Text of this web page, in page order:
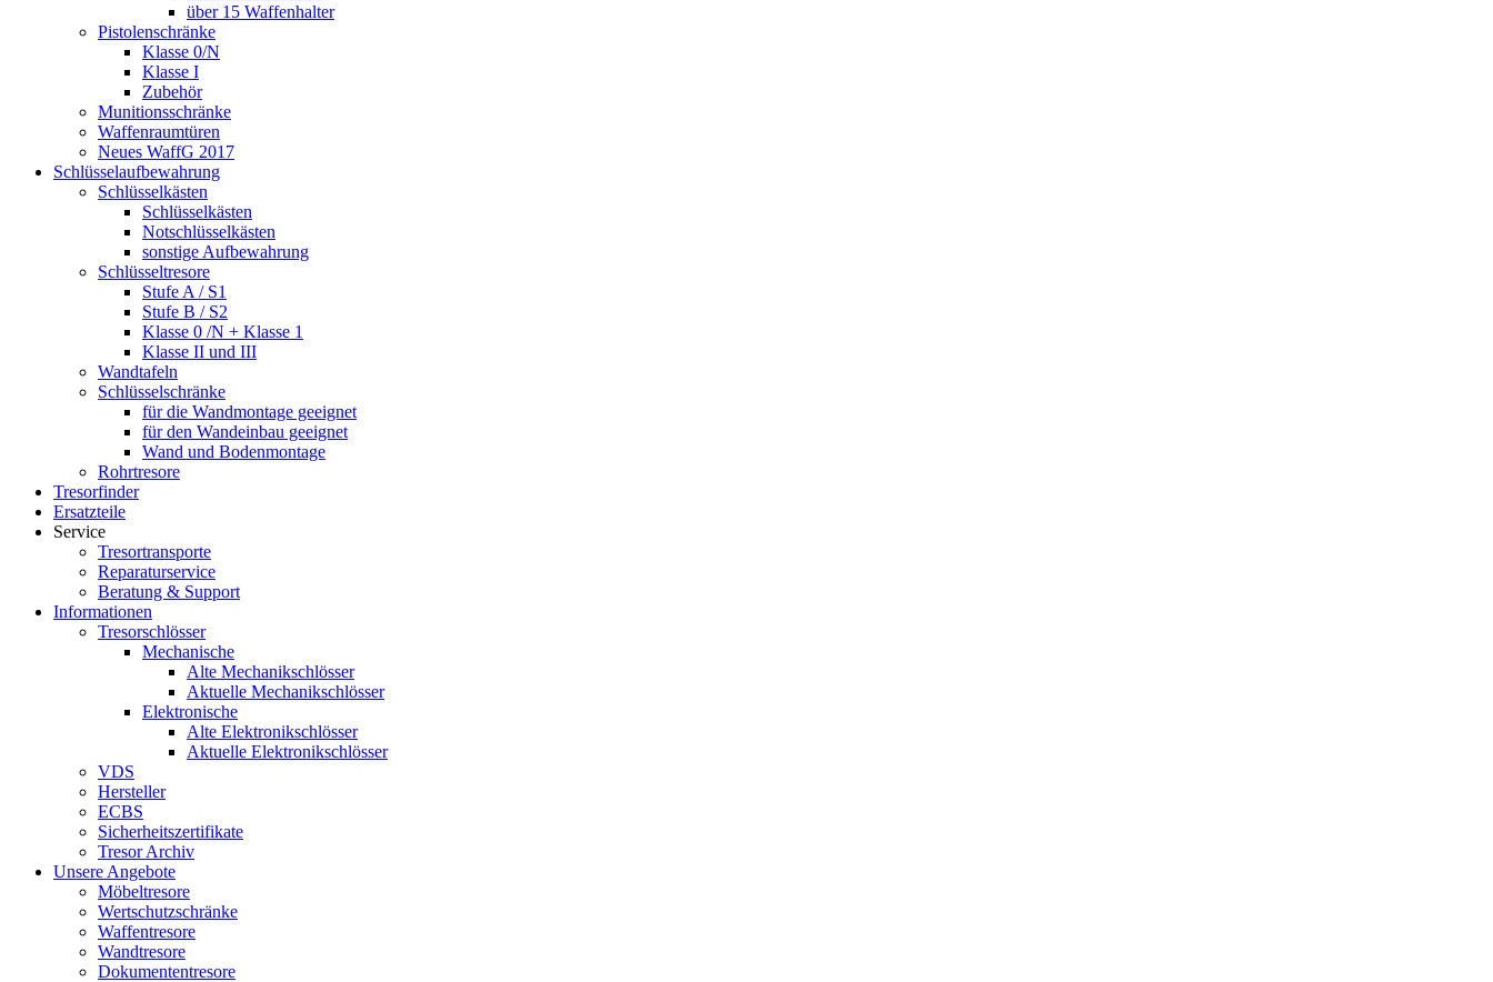
über 15 Waffenhalter
Pistolenschränke
Klasse 0/N
Klasse I
Zubehör
Munitionsschränke
Waffenraumtüren
Neues WaffG 2017
Schlüsselaufbewahrung
Schlüsselkästen
Schlüsselkästen
Notschlüsselkästen
sonstige Aufbewahrung
Schlüsseltresore
Stufe A / S1
Stufe B / S2
Klasse 0 /N + Klasse 1
Klasse II und III
Wandtafeln
Schlüsselschränke
für die Wandmontage geeignet
für den Wandeinbau geeignet
Wand und Bodenmontage
Rohrtresore
Tresorfinder
Ersatzteile
Service
Tresortransporte
Reparaturservice
Beratung & Support
Informationen
Tresorschlösser
Mechanische
Alte Mechanikschlösser
Aktuelle Mechanikschlösser
Elektronische
Alte Elektronikschlösser
Aktuelle Elektronikschlösser
VDS
Hersteller
ECBS
Sicherheitszertifikate
Tresor Archiv
Unsere Angebote
Möbeltresore
Wertschutzschränke
Waffentresore
Wandtresore
Dokumententresore